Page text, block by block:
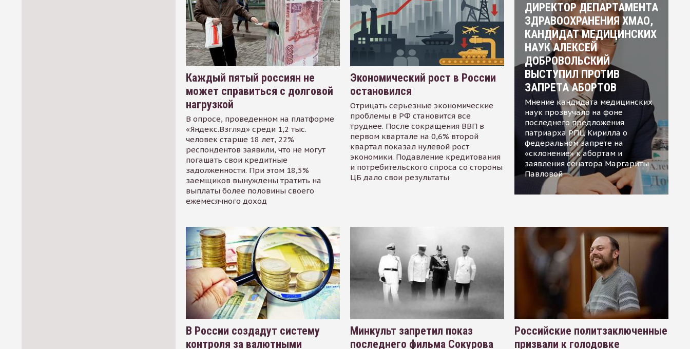
Каждый пятый россиян не
может справиться с долговой
нагрузкой
В опросе, проведенном на платформе
«Яндекс.Взгляд» среди 1,2 тыс.
человек старше 18 лет, 22%
респондентов заявили, что не могут
погашать свои кредитные
задолженности. При этом 18,5%
заемщиков вынуждены тратить на
выплаты более половины своего
ежемесячного доход
Экономический рост в России
остановился
Отрицать серьезные экономические
проблемы в РФ становится все
труднее. После сокращения ВВП в
первом квартале на 0,6% второй
квартал показал нулевой рост
экономики. Подавление кредитования
и потребительского спроса со стороны
ЦБ дало свои результаты
ДИРЕКТОР ДЕПАРТАМЕНТА
ЗДРАВООХРАНЕНИЯ ХМАО,
КАНДИДАТ МЕДИЦИНСКИХ
НАУК АЛЕКСЕЙ
ДОБРОВОЛЬСКИЙ
ВЫСТУПИЛ ПРОТИВ
ЗАПРЕТА АБОРТОВ
Мнение кандидата медицинских
наук прозвучало на фоне
последнего предложения
патриарха РПЦ Кирилла о
федеральном запрете на
«склонение» к абортам и
заявления сенатора Маргариты
Павловой
В России создадут систему
контроля за валютными
Минкульт запретил показ
последнего фильма Сокурова
Российские политзаключенные
призвали к голодовке